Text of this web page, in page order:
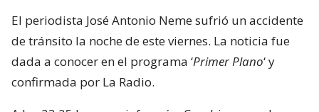
El periodista José Antonio Neme sufrió un accidente
de tránsito la noche de este viernes. La noticia fue
dada a conocer en el programa ‘Primer Plano‘ y
confirmada por La Radio.